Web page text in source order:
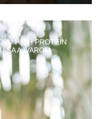
HIGH PROTEIN
SA AJVAROM